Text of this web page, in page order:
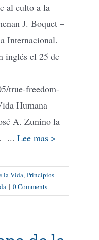
al culto a la
J. Boquet –
Internacional.
inglés el 25 de
true-freedom-
Humana
A. Zunino la
... Lee mas >
la Vida, Principios
| 0 Comments